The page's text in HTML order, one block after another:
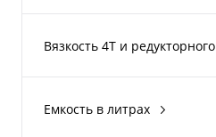
Вязкость 4Т и редукторного
75W-140
Емкость в литрах